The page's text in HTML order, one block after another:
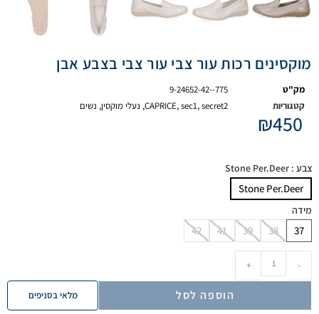
מוקסינים רכות עור צבי עור צבי בצבע אבן
מק"ט
9-24652-42--775
קטגוריות
CAPRICE,sec1,secret2
, נעלי מוקסין, נשים
₪450
צבע : Stone Per.Deer
Stone Per.Deer
מידה
37
38
39
41
42
-
+
הוספה לסל מלאי בסניפים